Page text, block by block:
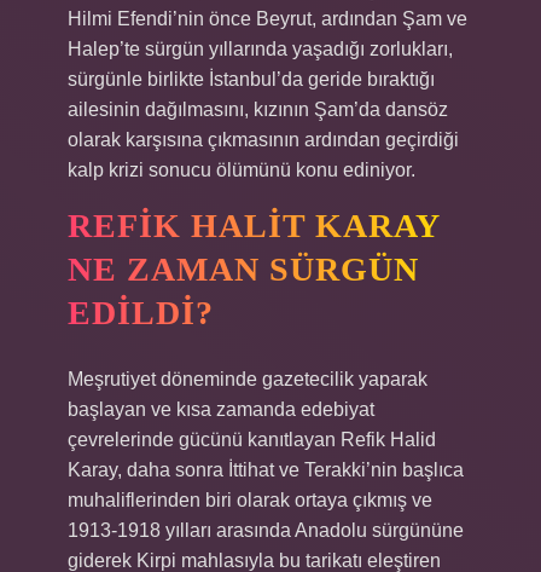
Hilmi Efendi’nin önce Beyrut, ardından Şam ve
Halep’te sürgün yıllarında yaşadığı zorlukları,
sürgünle birlikte İstanbul’da geride bıraktığı
ailesinin dağılmasını, kızının Şam’da dansöz
olarak karşısına çıkmasının ardından geçirdiği
kalp krizi sonucu ölümünü konu ediniyor.
REFIK HALIT KARAY
NE ZAMAN SÜRGÜN
EDILDI?
Meşrutiyet döneminde gazetecilik yaparak
başlayan ve kısa zamanda edebiyat
çevrelerinde gücünü kanıtlayan Refik Halid
Karay, daha sonra İttihat ve Terakki’nin başlıca
muhaliflerinden biri olarak ortaya çıkmış ve
1913-1918 yılları arasında Anadolu sürgününe
giderek Kirpi mahlasıyla bu tarikatı eleştiren